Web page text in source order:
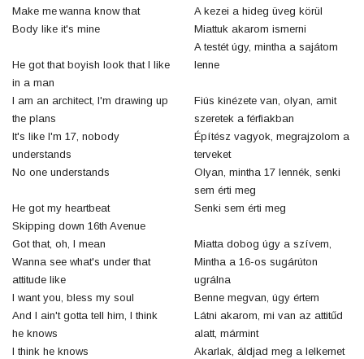
Make me wanna know that
Body like it's mine
He got that boyish look that I like
in a man
I am an architect, I'm drawing up
the plans
It's like I'm 17, nobody
understands
No one understands
He got my heartbeat
Skipping down 16th Avenue
Got that, oh, I mean
Wanna see what's under that
attitude like
I want you, bless my soul
And I ain't gotta tell him, I think
he knows
I think he knows
A kezei a hideg üveg körül
Miattuk akarom ismerni
A testét úgy, mintha a sajátom
lenne
Fiús kinézete van, olyan, amit
szeretek a férfiakban
Építész vagyok, megrajzolom a
terveket
Olyan, mintha 17 lennék, senki
sem érti meg
Senki sem érti meg
Miatta dobog úgy a szívem,
Mintha a 16-os sugárúton
ugrálna
Benne megvan, úgy értem
Látni akarom, mi van az attitűd
alatt, mármint
Akarlak, áldjad meg a lelkemet